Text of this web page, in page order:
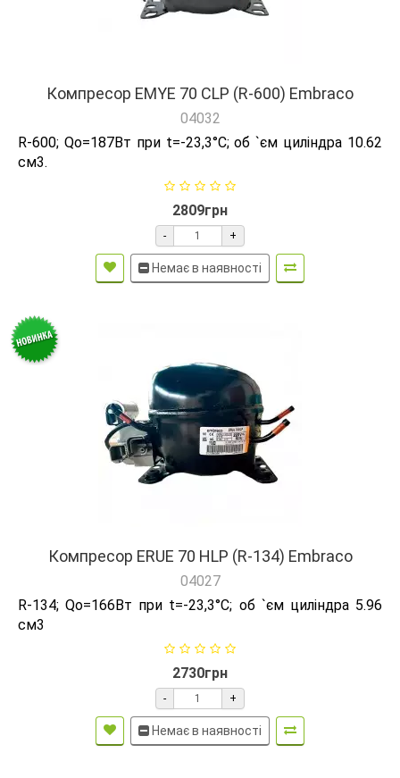
Компресор EMYE 70 CLP (R-600) Embraco
04032
R-600; Qо=187Вт при t=-23,3°C; об `єм циліндра 10.62
см3.
2809грн
- +
Немає в наявності
Компресор ERUE 70 HLP (R-134) Embraco
04027
R-134; Qо=166Вт при t=-23,3°C; об `єм циліндра 5.96
см3
2730грн
- +
Немає в наявності